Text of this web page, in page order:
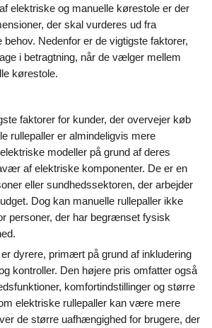
elektriske og manuelle kørestole er der
der skal vurderes ud fra
behov. Nedenfor er de vigtigste faktorer,
i betragtning, når de vælger mellem
kørestole.
faktorer for kunder, der overvejer køb
rullepaller er almindeligvis mere
modeller på grund af deres
af elektriske komponenter. De er en
eller sundhedssektoren, der arbejder
Dog kan manuelle rullepaller ikke
personer, der har begrænset fysisk
dyrere, primært på grund af inkludering
kontroller. Den højere pris omfatter også
komfortindstillinger og større
elektriske rullepaller kan være mere
de større uafhængighed for brugere, der